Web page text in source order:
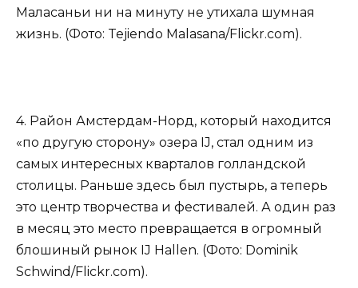
Маласаньи ни на минуту не утихала шумная
жизнь. (Фото: Tejiendo Malasana/Flickr.com).
4. Район Амстердам-Норд, который находится
«по другую сторону» озера IJ, стал одним из
самых интересных кварталов голландской
столицы. Раньше здесь был пустырь, а теперь
это центр творчества и фестивалей. А один раз
в месяц это место превращается в огромный
блошиный рынок IJ Hallen. (Фото: Dominik
Schwind/Flickr.com).